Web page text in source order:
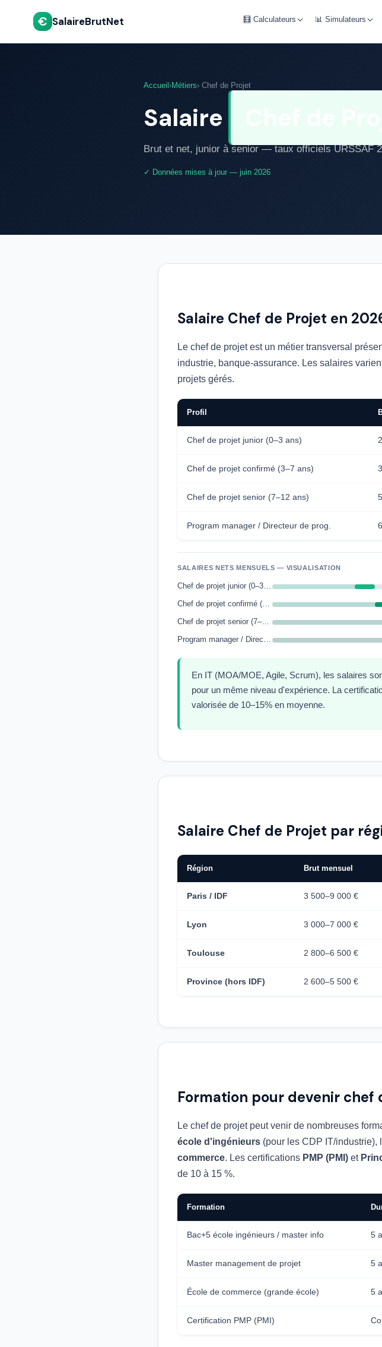
€ SalaireBrutNet 🧮 Calculateurs 📊 Simulateurs
Accueil ›Métiers› Chef de Projet
Salaire
Brut et net, junior à senior — taux officiels URSSAF
✓ Données mises à jour — juin 2026
Salaire Chef de Projet en
Le chef de projet est un métier transversal
industrie, banque-assurance. Les salaires
projets gérés.
Profil
Chef de projet junior (0–3 ans)
Chef de projet confirmé (3–7 ans)
Chef de projet senior (7–12 ans)
Program manager / Directeur de prog.
SALAIRES NETS MENSUELS — VISUALISATION
Chef de projet junior (0–3 ans)
Chef de projet confirmé (3–7 ans)
Chef de projet senior (7–12 ans)
Program manager / Directeur de prog.
En IT (MOA/MOE, Agile, Scrum), les salaires
pour un même niveau d'expérience. La
valorisée de 10–15% en moyenne.
Salaire Chef de Projet par
Région Brut mensuel
Paris / IDF 3 500–9 000 €
Lyon 3 000–7 000 €
Toulouse 2 800–6 500 €
Province (hors IDF) 2 600–5 500 €
Formation pour devenir chef
Le chef de projet peut venir de nombreuses
école d'ingénieurs (pour les CDP IT/industrie),
commerce. Les certifications PMP (PMI) et
de 10 à 15 %.
Formation
Bac+5 école ingénieurs / master info 5
Master management de projet 5
École de commerce (grande école) 5
Certification PMP (PMI)